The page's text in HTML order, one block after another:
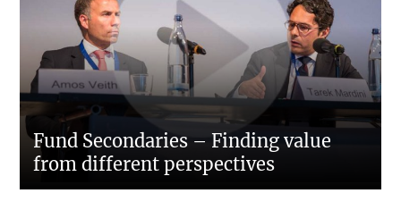
Fund Secondaries – Finding value
from different perspectives